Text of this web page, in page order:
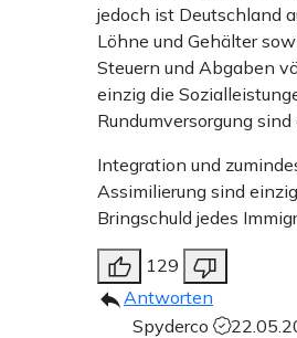
jedoch ist Deutschland
Löhne und Gehälter
Steuern und Abgaben
einzig die
Rundumversorgung
Integration und
Assimilierung sind
Bringschuld jedes
129
Antworten
Spyderco